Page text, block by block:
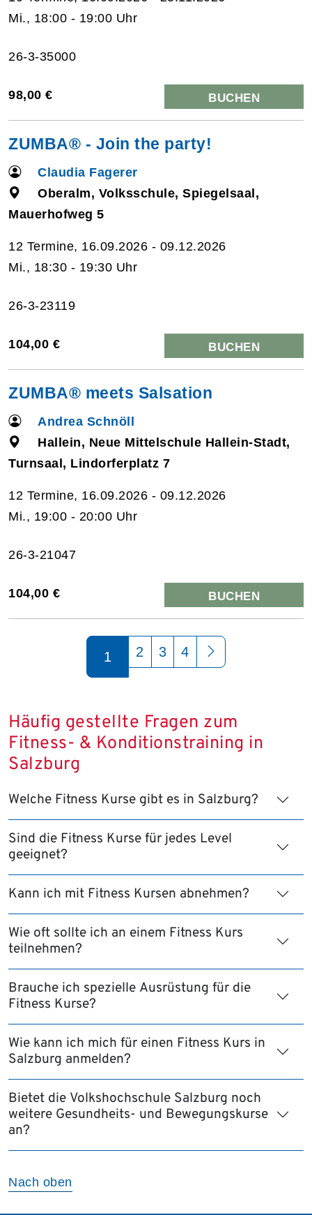
Mi., 18:00 - 19:00 Uhr
26-3-35000
98,00 € BUCHEN
ZUMBA® - Join the party!
Claudia Fagerer
Oberalm, Volksschule, Spiegelsaal,
Mauerhofweg 5
12 Termine, 16.09.2026 - 09.12.2026
Mi., 18:30 - 19:30 Uhr
26-3-23119
104,00 € BUCHEN
ZUMBA® meets Salsation
Andrea Schnöll
Hallein, Neue Mittelschule Hallein-Stadt,
Turnsaal, Lindorferplatz 7
12 Termine, 16.09.2026 - 09.12.2026
Mi., 19:00 - 20:00 Uhr
26-3-21047
104,00 € BUCHEN
1 2 3 4
Häufig gestellte Fragen zum
Fitness- & Konditionstraining in
Salzburg
Welche Fitness Kurse gibt es in Salzburg?
Sind die Fitness Kurse für jedes Level
geeignet?
Kann ich mit Fitness Kursen abnehmen?
Wie oft sollte ich an einem Fitness Kurs
teilnehmen?
Brauche ich spezielle Ausrüstung für die
Fitness Kurse?
Wie kann ich mich für einen Fitness Kurs in
Salzburg anmelden?
Bietet die Volkshochschule Salzburg noch
weitere Gesundheits- und Bewegungskurse
an?
Nach oben